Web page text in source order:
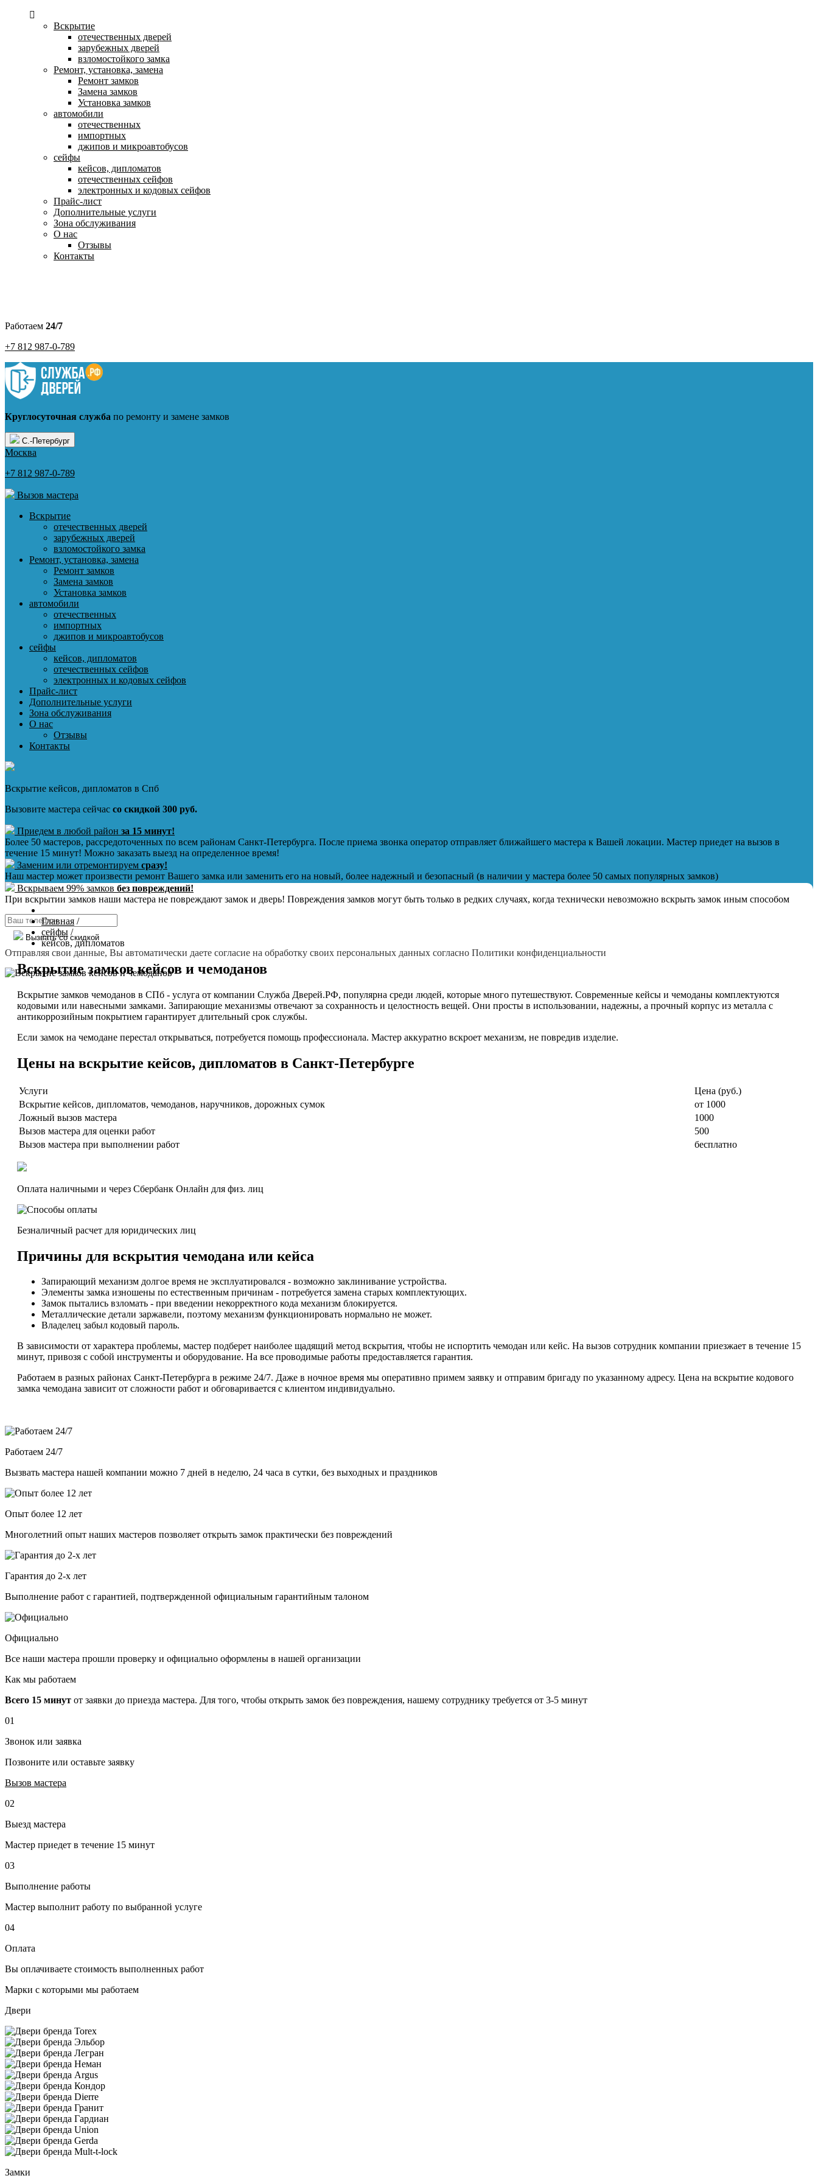
Вскрытие
отечественных дверей
зарубежных дверей
взломостойкого замка
Ремонт, установка, замена
Ремонт замков
Замена замков
Установка замков
автомобили
отечественных
импортных
джипов и микроавтобусов
сейфы
кейсов, дипломатов
отечественных сейфов
электронных и кодовых сейфов
Прайс-лист
Дополнительные услуги
Зона обслуживания
О нас
Отзывы
Контакты
Работаем 24/7
+7 812 987-0-789
Круглосуточная служба по ремонту и замене замков
С.-Петербург
Москва
+7 812 987-0-789
Вызов мастера
Вскрытие
отечественных дверей
зарубежных дверей
взломостойкого замка
Ремонт, установка, замена
Ремонт замков
Замена замков
Установка замков
автомобили
отечественных
импортных
джипов и микроавтобусов
сейфы
кейсов, дипломатов
отечественных сейфов
электронных и кодовых сейфов
Прайс-лист
Дополнительные услуги
Зона обслуживания
О нас
Отзывы
Контакты
Вскрытие кейсов, дипломатов в Спб
Вызовите мастера сейчас со скидкой 300 руб.
Приедем в любой район за 15 минут!
Более 50 мастеров, рассредоточенных по всем районам Санкт-Петербурга. После приема звонка оператор отправляет ближайшего мастера к Вашей локации. Мастер приедет на вызов в
течение 15 минут! Можно заказать выезд на определенное время!
Заменим или отремонтируем сразу!
Наш мастер может произвести ремонт Вашего замка или заменить его на новый, более надежный и безопасный (в наличии у мастера более 50 самых популярных замков)
Вскрываем 99% замков без повреждений!
При вскрытии замков наши мастера не повреждают замок и дверь! Повреждения замков могут быть только в редких случаях, когда технически невозможно вскрыть замок иным способом
Вызвать со скидкой
Отправляя свои данные, Вы автоматически даете согласие на обработку своих персональных данных согласно Политики конфиденциальности
Главная /
сейфы /
кейсов, дипломатов
Вскрытие замков кейсов и чемоданов
Вскрытие замков чемоданов в СПб - услуга от компании Служба Дверей.РФ, популярна среди людей, которые много путешествуют. Современные кейсы и чемоданы комплектуются
кодовыми или навесными замками. Запирающие механизмы отвечают за сохранность и целостность вещей. Они просты в использовании, надежны, а прочный корпус из металла с
антикоррозийным покрытием гарантирует длительный срок службы.
Если замок на чемодане перестал открываться, потребуется помощь профессионала. Мастер аккуратно вскроет механизм, не повредив изделие.
Цены на вскрытие кейсов, дипломатов в Санкт-Петербурге
Услуги
Цена (руб.)
Вскрытие кейсов, дипломатов, чемоданов, наручников, дорожных сумок
от 1000
Ложный вызов мастера
1000
Вызов мастера для оценки работ
500
Вызов мастера при выполнении работ
бесплатно
Оплата наличными и через Сбербанк Онлайн для физ. лиц
Безналичный расчет для юридических лиц
Причины для вскрытия чемодана или кейса
Запирающий механизм долгое время не эксплуатировался - возможно заклинивание устройства.
Элементы замка изношены по естественным причинам - потребуется замена старых комплектующих.
Замок пытались взломать - при введении некорректного кода механизм блокируется.
Металлические детали заржавели, поэтому механизм функционировать нормально не может.
Владелец забыл кодовый пароль.
В зависимости от характера проблемы, мастер подберет наиболее щадящий метод вскрытия, чтобы не испортить чемодан или кейс. На вызов сотрудник компании приезжает в течение 15
минут, привозя с собой инструменты и оборудование. На все проводимые работы предоставляется гарантия.
Работаем в разных районах Санкт-Петербурга в режиме 24/7. Даже в ночное время мы оперативно примем заявку и отправим бригаду по указанному адресу. Цена на вскрытие кодового
замка чемодана зависит от сложности работ и обговаривается с клиентом индивидуально.
Работаем 24/7
Вызвать мастера нашей компании можно 7 дней в неделю, 24 часа в сутки, без выходных и праздников
Опыт более 12 лет
Многолетний опыт наших мастеров позволяет открыть замок практически без повреждений
Гарантия до 2-х лет
Выполнение работ с гарантией, подтвержденной официальным гарантийным талоном
Официально
Все наши мастера прошли проверку и официально оформлены в нашей организации
Как мы работаем
Всего 15 минут от заявки до приезда мастера. Для того, чтобы открыть замок без повреждения, нашему сотруднику требуется от 3-5 минут
01
Звонок или заявка
Позвоните или оставьте заявку
Вызов мастера
02
Выезд мастера
Мастер приедет в течение 15 минут
03
Выполнение работы
Мастер выполнит работу по выбранной услуге
04
Оплата
Вы оплачиваете стоимость выполненных работ
Марки с которыми мы работаем
Двери
Замки